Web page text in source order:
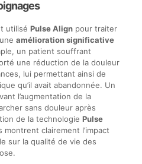
utilisé Pulse Alignpour traiter
amélioration significative
un patient souffrant
une réduction de la douleur
lui permettant ainsi de
qu’il avait abandonnée. Un
l’augmentation de la
sans douleur après
de la technologie Pulse
clairement l’impact
sur la qualité de vie des